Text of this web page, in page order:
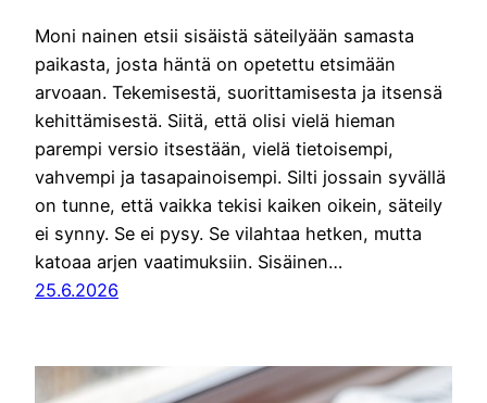
Moni nainen etsii sisäistä säteilyään samasta
paikasta, josta häntä on opetettu etsimään
arvoaan. Tekemisestä, suorittamisesta ja itsensä
kehittämisestä. Siitä, että olisi vielä hieman
parempi versio itsestään, vielä tietoisempi,
vahvempi ja tasapainoisempi. Silti jossain syvällä
on tunne, että vaikka tekisi kaiken oikein, säteily
ei synny. Se ei pysy. Se vilahtaa hetken, mutta
katoaa arjen vaatimuksiin. Sisäinen…
25.6.2026